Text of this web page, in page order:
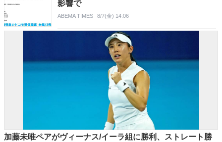
影響で
ABEMA TIMES 8/7(金) 14:06
加藤未唯ペアがヴィーナス/イーラ組に勝利、ストレート勝